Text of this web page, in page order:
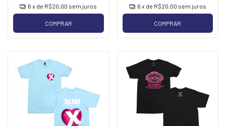
6 x de R$20,00 sem juros
COMPRAR
6 x de R$20,00 sem juros
COMPRAR